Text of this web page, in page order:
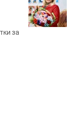
за